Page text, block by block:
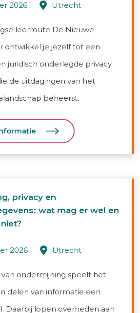
2026 utrecht
leerroute De Nieuwe
ontwikkel je jezelf tot een
juridisch onderlegde privacy
de uitdagingen van het
beheerst.
privacy en
wat mag er wel en
2026 utrecht
van ondermijning speelt het
delen van informatie een
Daarbij lopen overheden aan